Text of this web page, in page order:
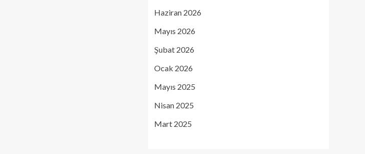
Haziran 2026
Mayıs 2026
Şubat 2026
Ocak 2026
Mayıs 2025
Nisan 2025
Mart 2025